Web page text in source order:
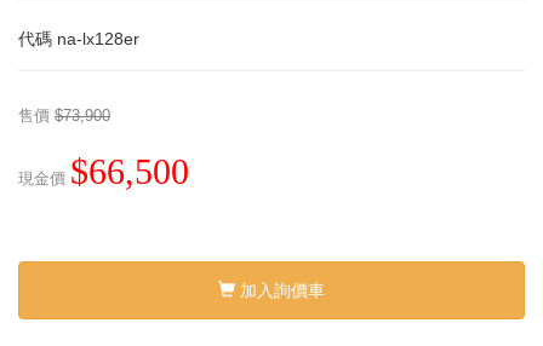
代碼 na-lx128er
售價 $73,900
現金價 $66,500
加入詢價車